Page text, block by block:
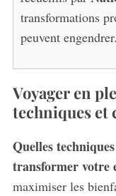
transformations
peuvent engendrer.
Voyager en
techniques et
Quelles
transformer votre
maximiser les